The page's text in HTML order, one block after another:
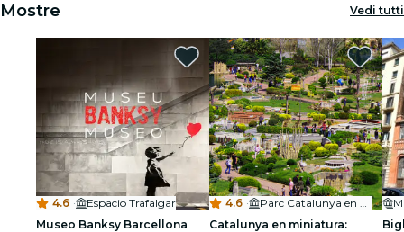
Mostre Vedi tutti
4.6 ·
Espacio Trafalgar
Museo Banksy Barcellona
4.6 ·
Parc Catalunya en Miniatura
Catalunya en miniatura: